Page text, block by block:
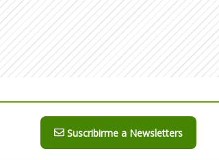
Suscribirme a Newsletters